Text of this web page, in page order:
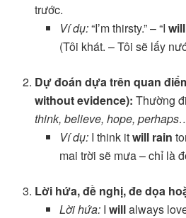
trước.
Ví dụ:“I’m thirsty.” – “I
(Tôi khát. – Tôi sẽ lấy
Dự đoán dựa trên quan
without evidence): Thường
think, believe, hope,
Ví dụ:I think itwill rain
mai trời sẽ mưa – chỉ là
Lời hứa, đề nghị, đe dọa
Lời hứa:I willalways